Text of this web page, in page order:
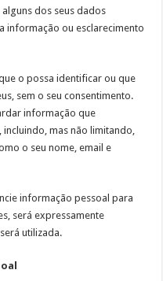
dos seus dados
informação ou esclarecimento
o possa identificar ou que
sem o seu consentimento.
informação que
mas não limitando,
o seu nome, email e
informação pessoal para
será expressamente
utilizada.